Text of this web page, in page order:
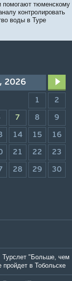
помогают тюменскому
контролировать
воды в Туре
2026
1 2
7 8 9
14 15 16
21 22 23
28 29 30
Турслет "Больше, чем
пройдет в Тобольске